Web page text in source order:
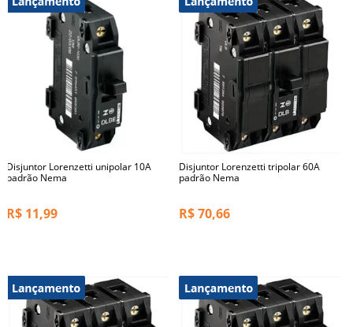
Disjuntor Lorenzetti unipolar 10A
padrão Nema
R$ 11,99
Disjuntor Lorenzetti tripolar 60A
padrão Nema
R$70,66